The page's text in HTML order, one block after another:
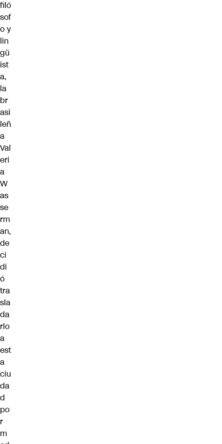
filó
sof
o y
lin
gü
ist
a,
la
br
asi
leñ
a
Val
eri
a
W
as
se
rm
an,
de
ci
di
ó
tra
sla
da
rlo
a
est
a
ciu
da
d
po
r
m